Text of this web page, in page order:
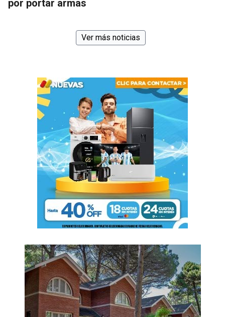
por portar armas
Ver más noticias